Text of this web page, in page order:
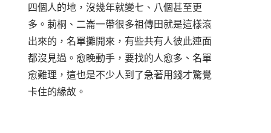
四個人的地，沒幾年就變七、八個甚至更
多。莿桐、二崙一帶很多祖傳田就是這樣滾
出來的，名單攤開來，有些共有人彼此連面
都沒見過。愈晚動手，要找的人愈多、名單
愈難理，這也是不少人到了急著用錢才驚覺
卡住的緣故。